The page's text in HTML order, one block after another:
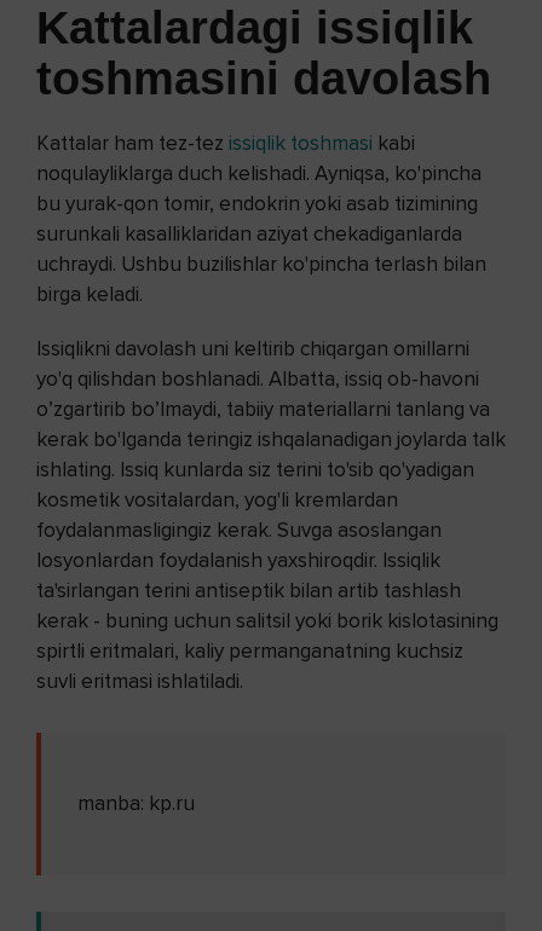
Kattalardagi issiqlik
toshmasini davolash
Kattalar ham tez-tez issiqlik toshmasi kabi
noqulayliklarga duch kelishadi. Ayniqsa, ko'pincha
bu yurak-qon tomir, endokrin yoki asab tizimining
surunkali kasalliklaridan aziyat chekadiganlarda
uchraydi. Ushbu buzilishlar ko'pincha terlash bilan
birga keladi.
Issiqlikni davolash uni keltirib chiqargan omillarni
yo'q qilishdan boshlanadi. Albatta, issiq ob-havoni
o’zgartirib bo’lmaydi, tabiiy materiallarni tanlang va
kerak bo'lganda teringiz ishqalanadigan joylarda talk
ishlating. Issiq kunlarda siz terini to'sib qo'yadigan
kosmetik vositalardan, yog'li kremlardan
foydalanmasligingiz kerak. Suvga asoslangan
losyonlardan foydalanish yaxshiroqdir. Issiqlik
ta'sirlangan terini antiseptik bilan artib tashlash
kerak - buning uchun salitsil yoki borik kislotasining
spirtli eritmalari, kaliy permanganatning kuchsiz
suvli eritmasi ishlatiladi.
manba: kp.ru